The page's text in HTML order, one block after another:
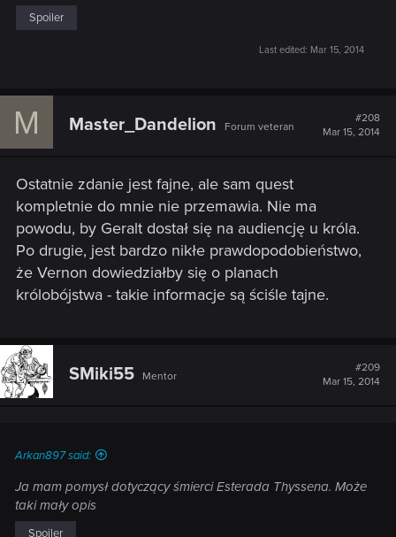
Spoiler
Last edited: Mar 15, 2014
M Master_Dandelion Forum veteran
#208
Mar 15, 2014
Ostatnie zdanie jest fajne, ale sam quest
kompletnie do mnie nie przemawia. Nie ma
powodu, by Geralt dostał się na audiencję u króla.
Po drugie, jest bardzo nikłe prawdopodobieństwo,
że Vernon dowiedziałby się o planach
królobójstwa - takie informacje są ściśle tajne.
SMiki55 Mentor
#209
Mar 15, 2014
Arkan897 said:
Ja mam pomysł dotyczący śmierci Esterada Thyssena. Może
taki mały opis
Spoiler